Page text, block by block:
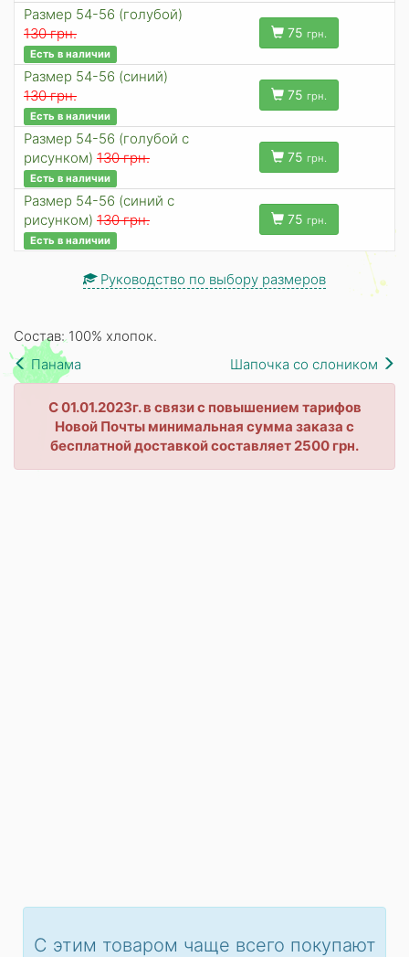
Размер 54-56 (голубой)
130 грн.
Есть в наличии
75 грн.
Размер 54-56 (синий)
130 грн.
Есть в наличии
75 грн.
Размер 54-56 (голубой с
рисунком) 130 грн.
Есть в наличии
75 грн.
Размер 54-56 (синий с
рисунком) 130 грн.
Есть в наличии
75 грн.
Руководство по выбору размеров
Состав: 100% хлопок.
Панама
Шапочка со слоником
С 01.01.2023г. в связи с повышением тарифов
Новой Почты минимальная сумма заказа с
бесплатной доставкой составляет 2500 грн.
С этим товаром чаще всего покупают